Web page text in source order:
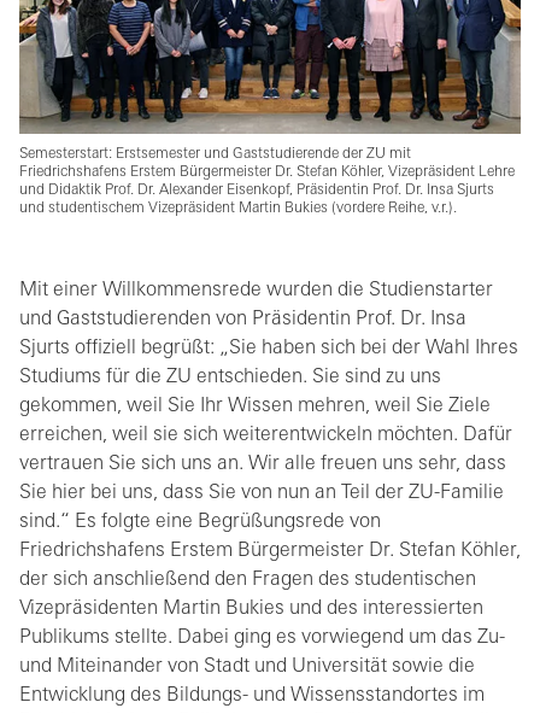
Semesterstart: Erstsemester und Gaststudierende der ZU mit
Friedrichshafens Erstem Bürgermeister Dr. Stefan Köhler, Vizepräsident Lehre
und Didaktik Prof. Dr. Alexander Eisenkopf, Präsidentin Prof. Dr. Insa Sjurts
und studentischem Vizepräsident Martin Bukies (vordere Reihe, v.r.).
Mit einer Willkommensrede wurden die Studienstarter
und Gaststudierenden von Präsidentin Prof. Dr. Insa
Sjurts offiziell begrüßt: „Sie haben sich bei der Wahl Ihres
Studiums für die ZU entschieden. Sie sind zu uns
gekommen, weil Sie Ihr Wissen mehren, weil Sie Ziele
erreichen, weil sie sich weiterentwickeln möchten. Dafür
vertrauen Sie sich uns an. Wir alle freuen uns sehr, dass
Sie hier bei uns, dass Sie von nun an Teil der ZU-Familie
sind.“ Es folgte eine Begrüßungsrede von
Friedrichshafens Erstem Bürgermeister Dr. Stefan Köhler,
der sich anschließend den Fragen des studentischen
Vizepräsidenten Martin Bukies und des interessierten
Publikums stellte. Dabei ging es vorwiegend um das Zu-
und Miteinander von Stadt und Universität sowie die
Entwicklung des Bildungs- und Wissensstandortes im